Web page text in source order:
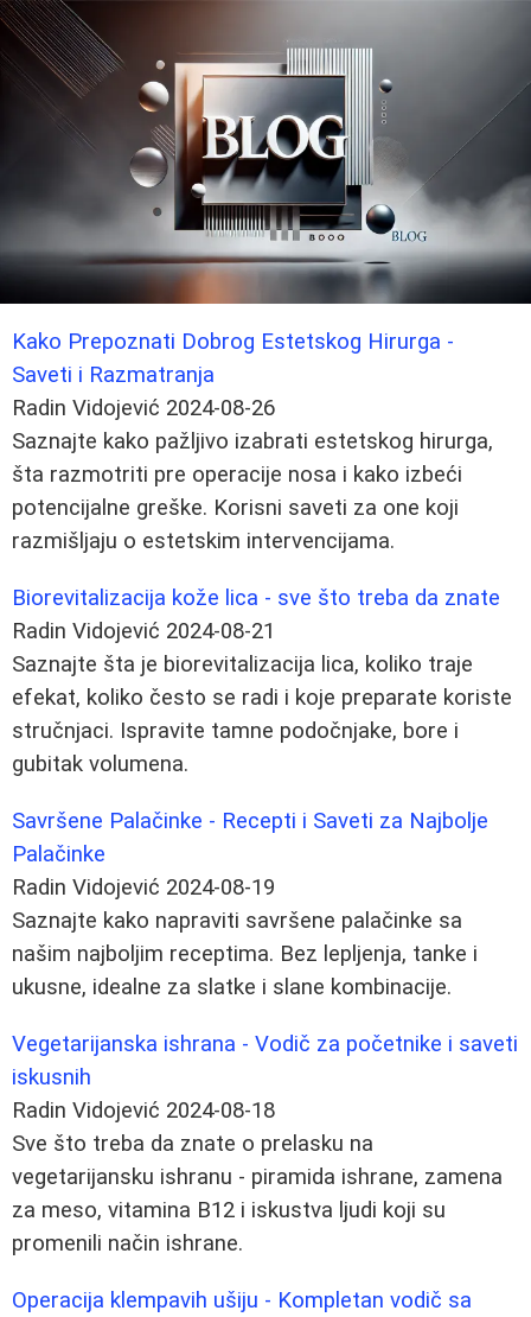
Kako Prepoznati Dobrog Estetskog Hirurga -
Saveti i Razmatranja
Radin Vidojević 2024-08-26
Saznajte kako pažljivo izabrati estetskog hirurga,
šta razmotriti pre operacije nosa i kako izbeći
potencijalne greške. Korisni saveti za one koji
razmišljaju o estetskim intervencijama.
Biorevitalizacija kože lica - sve što treba da znate
Radin Vidojević 2024-08-21
Saznajte šta je biorevitalizacija lica, koliko traje
efekat, koliko često se radi i koje preparate koriste
stručnjaci. Ispravite tamne podočnjake, bore i
gubitak volumena.
Savršene Palačinke - Recepti i Saveti za Najbolje
Palačinke
Radin Vidojević 2024-08-19
Saznajte kako napraviti savršene palačinke sa
našim najboljim receptima. Bez lepljenja, tanke i
ukusne, idealne za slatke i slane kombinacije.
Vegetarijanska ishrana - Vodič za početnike i saveti
iskusnih
Radin Vidojević 2024-08-18
Sve što treba da znate o prelasku na
vegetarijansku ishranu - piramida ishrane, zamena
za meso, vitamina B12 i iskustva ljudi koji su
promenili način ishrane.
Operacija klempavih ušiju - Kompletan vodič sa